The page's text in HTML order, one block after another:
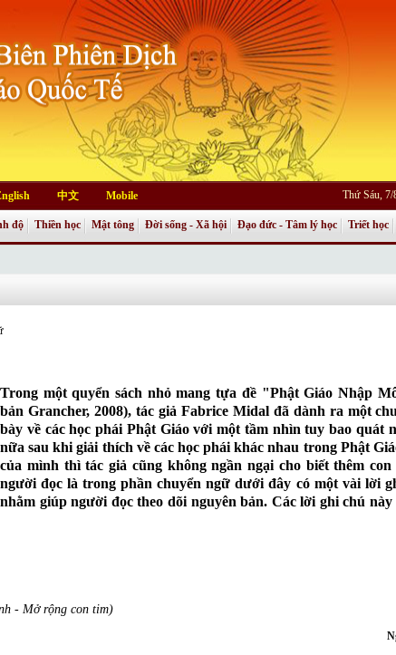
中文 Mobile Thứ Sáu,
độ Thiền học Mật tông Đời sống - Xã hội Đạo đức - Tâm lý học Triết học
Trong một quyển sách nhỏ mang tựa đề "Phật Giáo Nhập
bản Grancher, 2008), tác giả Fabrice Midal đã dành ra một
bày về các học phái Phật Giáo với một tầm nhìn tuy bao quát
nữa sau khi giải thích về các học phái khác nhau trong Phật
của mình thì tác giả cũng không ngần ngại cho biết thêm
người đọc là trong phần chuyển ngữ dưới đây có một vài lời
nhằm giúp người đọc theo dõi nguyên bản. Các lời ghi chú
- Mở rộng con tim)